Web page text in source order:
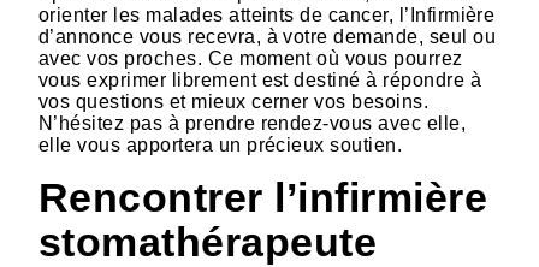
orienter les malades atteints de cancer, l’Infirmière
d’annonce vous recevra, à votre demande, seul ou
avec vos proches. Ce moment où vous pourrez
vous exprimer librement est destiné à répondre à
vos questions et mieux cerner vos besoins.
N’hésitez pas à prendre rendez-vous avec elle,
elle vous apportera un précieux soutien.
Rencontrer l’infirmière
stomathérapeute